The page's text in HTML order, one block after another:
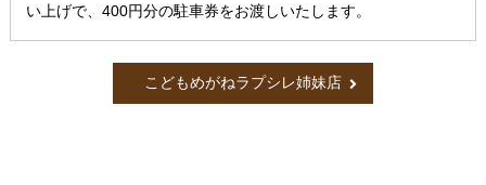
い上げで、400円分の駐車券をお渡しいたします。
こどもめがねラプシレ姉妹店